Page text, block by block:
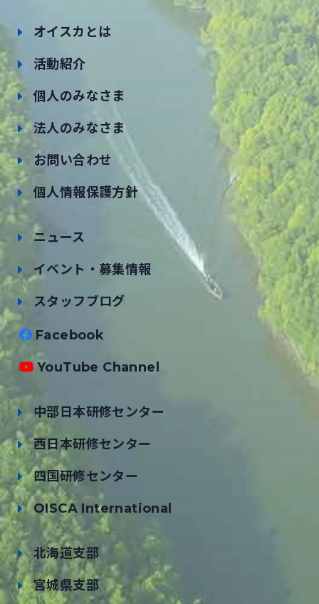
オイスカとは
活動紹介
個人のみなさま
法人のみなさま
お問い合わせ
個人情報保護方針
ニュース
イベント・募集情報
スタッフブログ
Facebook
YouTube Channel
中部日本研修センター
西日本研修センター
四国研修センター
OISCA International
北海道支部
宮城県支部